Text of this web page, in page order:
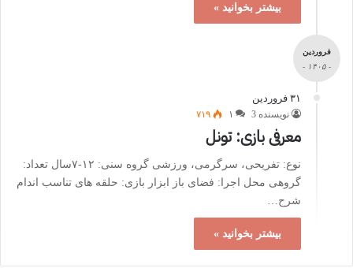
بیشتر بخوانید »
فروردین
- ۱۴۰۵ -
۳۱ فروردین
نویسنده 3 ۱ ۷۱۹
معرفی بازی: تونل
نوع: تفریحی، سرگرمی، ورزشی گروه سنی: ۱۲-۷سال تعداد:
گروهی محل اجرا: فضای باز ابزار بازی: حلقه های تناسب اندام
شرح…
بیشتر بخوانید »